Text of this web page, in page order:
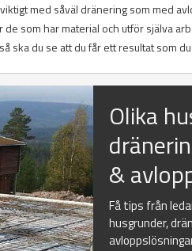
med såväl dränering som med
som har material och utför själva
ska du se att du får ett resultat som
Olika
&
Få tips från
husgrunder,